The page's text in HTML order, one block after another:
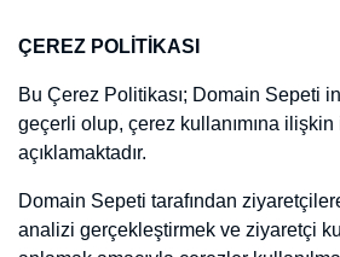
Influencer
Ücretsiz Ekle
Markalar